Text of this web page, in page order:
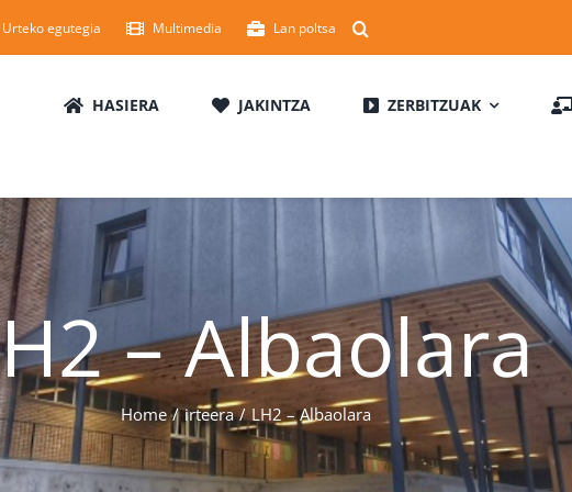
Urteko egutegia Multimedia Lan poltsa
HASIERA JAKINTZA ZERBITZUAK
– Albaolara
Home irteera LH2 – Albaolara